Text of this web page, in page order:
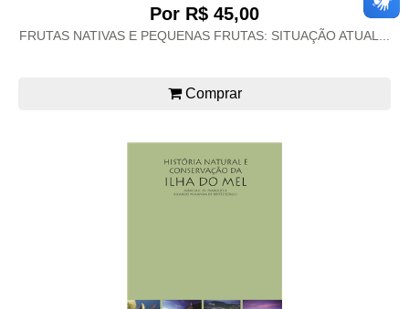
Por R$ 45,00
FRUTAS NATIVAS E PEQUENAS FRUTAS: SITUAÇÃO ATUAL...
Comprar